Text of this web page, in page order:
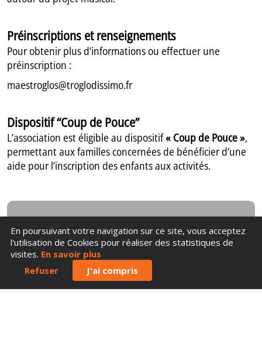
Préinscriptions et renseignements
Pour obtenir plus d’informations ou effectuer une
préinscription :
maestroglos@troglodissimo.fr
Dispositif “Coup de Pouce”
L’association est éligible au dispositif« Coup de Pouce »,
permettant aux familles concernées de bénéficier d’une
aide pour l’inscription des enfants aux activités.
En poursuivant votre navigation sur ce site, vous acceptez
l'utilisation de Cookies pour réaliser des statistiques de
visites. En savoir plus
Refuser
J'ai compris